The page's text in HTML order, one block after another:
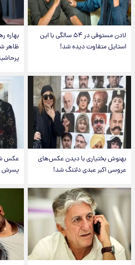
لادن مستوفی در ۵۴ سالگی با این
استایل متفاوت دیده شد!
بهاره
ظاهر
بهنوش بختیاری با دیدن عکس‌های
عروسی اکبر عبدی دلتنگ شد!
عکس
پسرش